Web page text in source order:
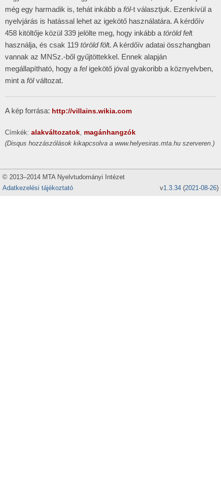
még egy harmadik is, tehát inkább a föl-t választjuk. Ezenkívül a
nyelvjárás is hatással lehet az igekötő használatára. A kérdőív
458 kitöltője közül 339 jelölte meg, hogy inkább a töröld felt
használja, és csak 119 töröld fölt. A kérdőív adatai összhangban
vannak az MNSz.-ből gyűjtöttekkel. Ennek alapján
megállapítható, hogy a feligekötő jóval gyakoribb a köznyelvben,
mint a fölváltozat.
A kép forrása: http://villains.wikia.com
Címkék: alakváltozatok, magánhangzók
(Disqus hozzászólások kikapcsolva a www.helyesiras.mta.hu szerveren.)
© 2013–2014 MTA Nyelvtudományi Intézet
Adatkezelési tájékoztató
v1.3.34 (2021-08-26)